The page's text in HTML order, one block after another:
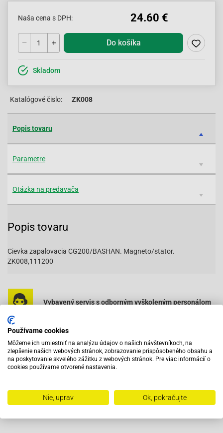
Naša cena s DPH: 24.60 €
Do košíka
Skladom
Katalógové čislo: ZK008
Popis tovaru
Parametre
Otázka na predavača
Popis tovaru
Cievka zapalovacia CG200/BASHAN. Magneto/stator.
ZK008,111200
Vybavený servis s odborným vyškoleným personálom
Pri objednaní do 12:00 tovar zajtra u vás
Na trhu od roku 2007
Skladom 11288 položiek
Používame cookies
Môžeme ich umiestniť na analýzu údajov o našich návštevníkoch, na
zlepšenie našich webových stránok, zobrazovanie prispôsobeného obsahu a
na poskytovanie skvelého zážitku z webových stránok. Pre viac informácií o
cookies používame otvorené nastavenia.
Nie, uprav Ok, pokračujte